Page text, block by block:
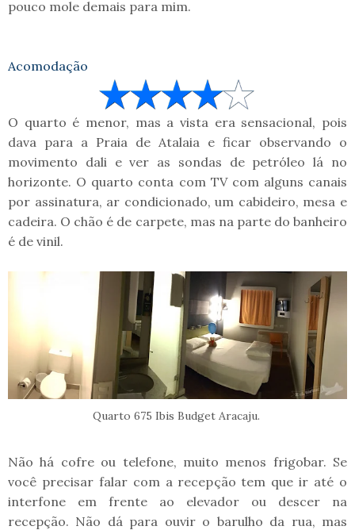
pouco mole demais para mim.
Acomodação
O quarto é menor, mas a vista era sensacional, pois
dava para a Praia de Atalaia e ficar observando o
movimento dali e ver as sondas de petróleo lá no
horizonte. O quarto conta com TV com alguns canais
por assinatura, ar condicionado, um cabideiro, mesa e
cadeira. O chão é de carpete, mas na parte do banheiro
é de vinil.
Quarto 675 Ibis Budget Aracaju.
Não há cofre ou telefone, muito menos frigobar. Se
você precisar falar com a recepção tem que ir até o
interfone em frente ao elevador ou descer na
recepção. Não dá para ouvir o barulho da rua, mas